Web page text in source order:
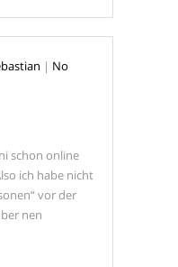
| No
schon online
ich habe nicht
vor der
nen